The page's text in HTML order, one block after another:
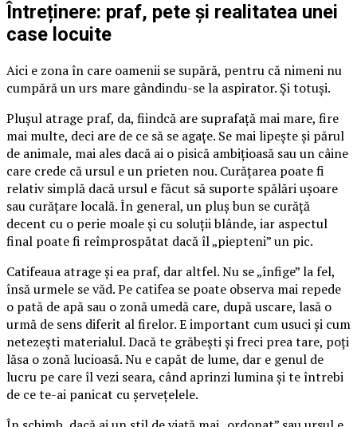
Întreținere: praf, pete și realitatea unei
case locuite
Aici e zona în care oamenii se supără, pentru că nimeni nu
cumpără un urs mare gândindu-se la aspirator. Și totuși.
Plușul atrage praf, da, fiindcă are suprafață mai mare, fire
mai multe, deci are de ce să se agațe. Se mai lipește și părul
de animale, mai ales dacă ai o pisică ambițioasă sau un câine
care crede că ursul e un prieten nou. Curățarea poate fi
relativ simplă dacă ursul e făcut să suporte spălări ușoare
sau curățare locală. În general, un pluș bun se curăță
decent cu o perie moale și cu soluții blânde, iar aspectul
final poate fi reîmprospătat dacă îl „piepteni” un pic.
Catifeaua atrage și ea praf, dar altfel. Nu se „înfige” la fel,
însă urmele se văd. Pe catifea se poate observa mai repede
o pată de apă sau o zonă umedă care, după uscare, lasă o
urmă de sens diferit al firelor. E important cum usuci și cum
netezești materialul. Dacă te grăbești și freci prea tare, poți
lăsa o zonă lucioasă. Nu e capăt de lume, dar e genul de
lucru pe care îl vezi seara, când aprinzi lumina și te întrebi
de ce te-ai panicat cu șervețelele.